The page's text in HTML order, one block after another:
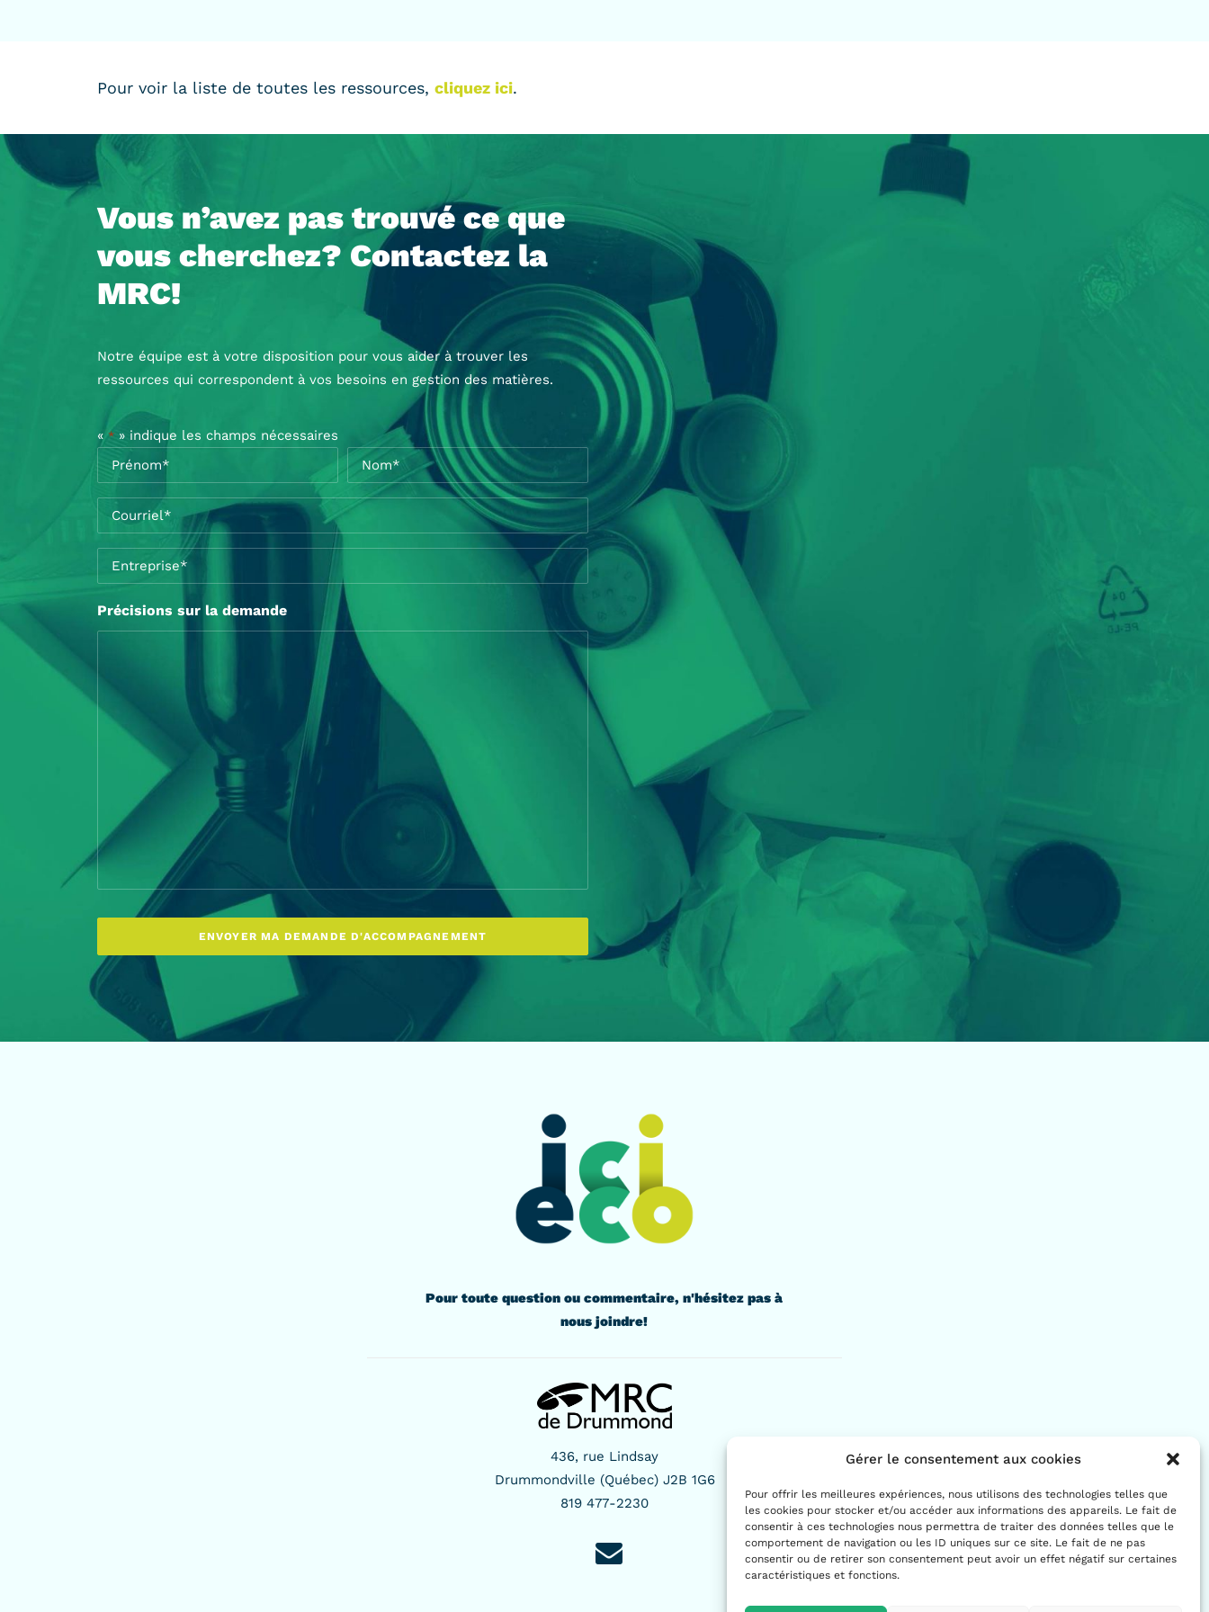
Gérer le consentement aux cookies
Pour offrir les meilleures expériences, nous utilisons des technologies telles que
les cookies pour stocker et/ou accéder aux informations des appareils. Le fait de
consentir à ces technologies nous permettra de traiter des données telles que le
comportement de navigation ou les ID uniques sur ce site. Le fait de ne pas
consentir ou de retirer son consentement peut avoir un effet négatif sur certaines
caractéristiques et fonctions.
Pour voir la liste de toutes les ressources, cliquez ici.
Vous n’avez pas trouvé ce que
vous cherchez? Contactez la
MRC!
Notre équipe est à votre disposition pour vous aider à trouver les
ressources qui correspondent à vos besoins en gestion des matières.
«* » indique les champs nécessaires
Prénom* Nom*
Courriel
*
Entreprise
*
Précisions sur la demande
Pour toute question ou commentaire, n'hésitez pas à
nous joindre!
436, rue Lindsay
Drummondville (Québec) J2B 1G6
819 477-2230